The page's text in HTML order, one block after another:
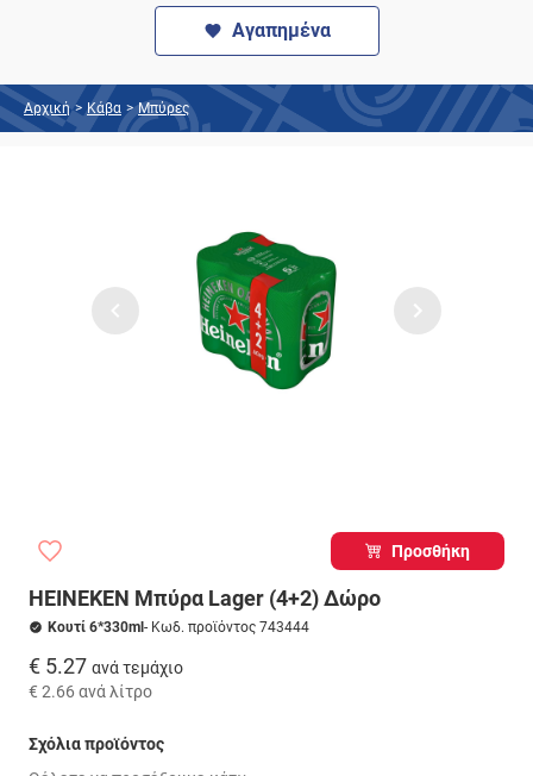
Αγαπημένα
Αρχική > Κάβα > Μπύρες
Προσθήκη
HEINEKEN Μπύρα Lager (4+2) Δώρο
Κουτί 6*330ml - Κωδ. προϊόντος 743444
€ 5.27 ανά τεμάχιο
€ 2.66 ανά λίτρο
Σχόλια προϊόντος